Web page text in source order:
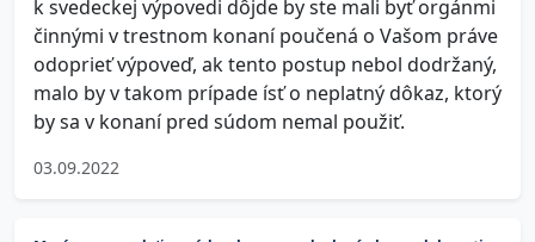
k svedeckej výpovedi dôjde by ste mali byť orgánmi
činnými v trestnom konaní poučená o Vašom práve
odoprieť výpoveď, ak tento postup nebol dodržaný,
malo by v takom prípade ísť o neplatný dôkaz, ktorý
by sa v konaní pred súdom nemal použiť.
03.09.2022